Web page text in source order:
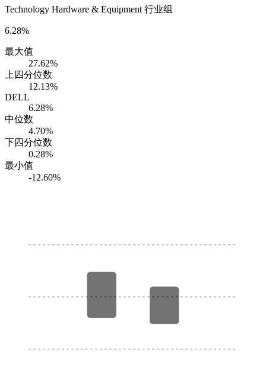
Technology Hardware & Equipment 行业组
6.28%
最大值
27.62%
上四分位数
12.13%
DELL
6.28%
中位数
4.70%
下四分位数
0.28%
最小值
-12.60%